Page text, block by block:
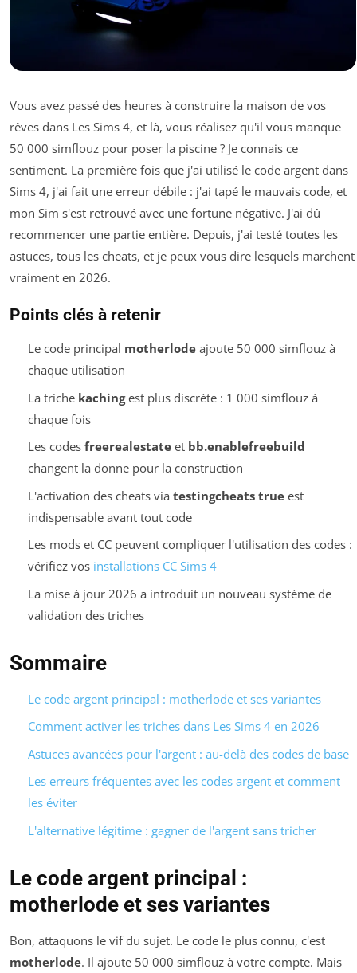
Vous avez passé des heures à construire la maison de vos
rêves dans Les Sims 4, et là, vous réalisez qu'il vous manque
50 000 simflouz pour poser la piscine ? Je connais ce
sentiment. La première fois que j'ai utilisé le code argent dans
Sims 4, j'ai fait une erreur débile : j'ai tapé le mauvais code, et
mon Sim s'est retrouvé avec une fortune négative. J'ai dû
recommencer une partie entière. Depuis, j'ai testé toutes les
astuces, tous les cheats, et je peux vous dire lesquels marchent
vraiment en 2026.
Points clés à retenir
Le code principal motherlodeajoute 50 000 simflouz à
chaque utilisation
La triche kachingest plus discrète : 1 000 simflouz à
chaque fois
Les codes freerealestateet bb.enablefreebuild
changent la donne pour la construction
L'activation des cheats via testingcheats trueest
indispensable avant tout code
Les mods et CC peuvent compliquer l'utilisation des codes :
vérifiez vos installations CC Sims 4
La mise à jour 2026 a introduit un nouveau système de
validation des triches
Sommaire
Le code argent principal : motherlode et ses variantes
Comment activer les triches dans Les Sims 4 en 2026
Astuces avancées pour l'argent : au-delà des codes de base
Les erreurs fréquentes avec les codes argent et comment
les éviter
L'alternative légitime : gagner de l'argent sans tricher
Le code argent principal :
motherlode et ses variantes
Bon, attaquons le vif du sujet. Le code le plus connu, c'est
motherlode. Il ajoute 50 000 simflouz à votre compte. Mais